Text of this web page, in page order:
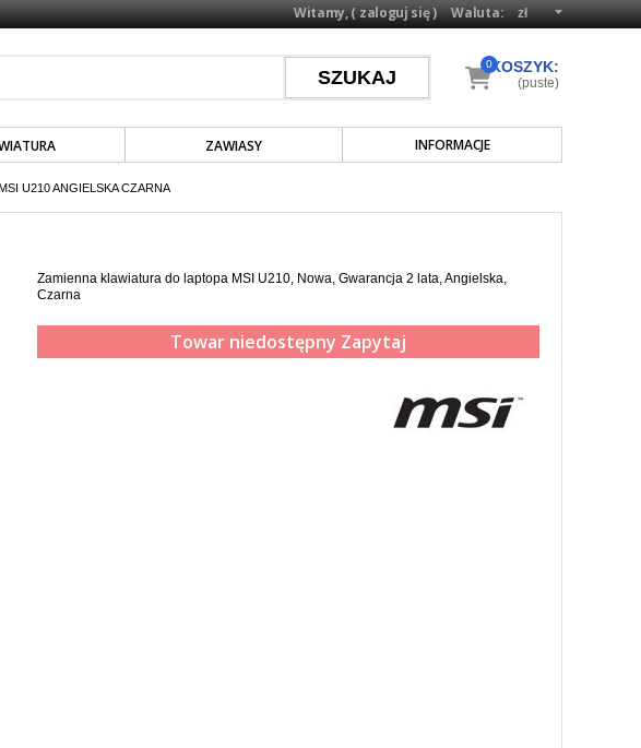
Waluta:
Witamy, (zaloguj się)
ZAWIASY INFORMACJE
KOSZYK:
0
(puste)
U210 ANGIELSKA CZARNA
Zamienna klawiatura do laptopa MSI U210, Nowa, Gwarancja 2 lata, Angielska,
Czarna
Towar niedostępny Zapytaj